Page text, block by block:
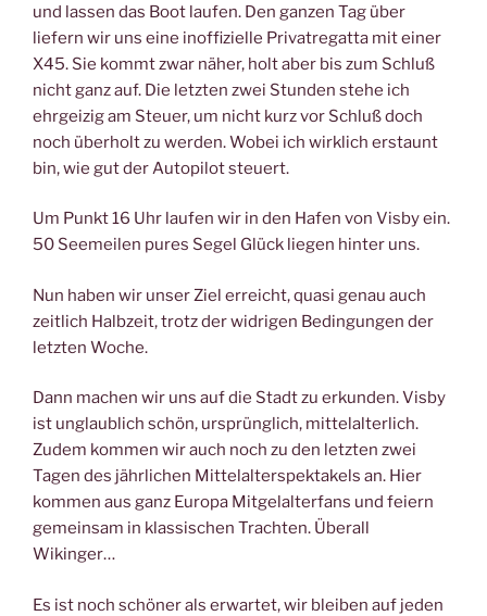
und lassen das Boot laufen. Den ganzen Tag über
liefern wir uns eine inoffizielle Privatregatta mit einer
X45. Sie kommt zwar näher, holt aber bis zum Schluß
nicht ganz auf. Die letzten zwei Stunden stehe ich
ehrgeizig am Steuer, um nicht kurz vor Schluß doch
noch überholt zu werden. Wobei ich wirklich erstaunt
bin, wie gut der Autopilot steuert.
Um Punkt 16 Uhr laufen wir in den Hafen von Visby ein.
50 Seemeilen pures Segel Glück liegen hinter uns.
Nun haben wir unser Ziel erreicht, quasi genau auch
zeitlich Halbzeit, trotz der widrigen Bedingungen der
letzten Woche.
Dann machen wir uns auf die Stadt zu erkunden. Visby
ist unglaublich schön, ursprünglich, mittelalterlich.
Zudem kommen wir auch noch zu den letzten zwei
Tagen des jährlichen Mittelalterspektakels an. Hier
kommen aus ganz Europa Mitgelalterfans und feiern
gemeinsam in klassischen Trachten. Überall
Wikinger…
Es ist noch schöner als erwartet, wir bleiben auf jeden